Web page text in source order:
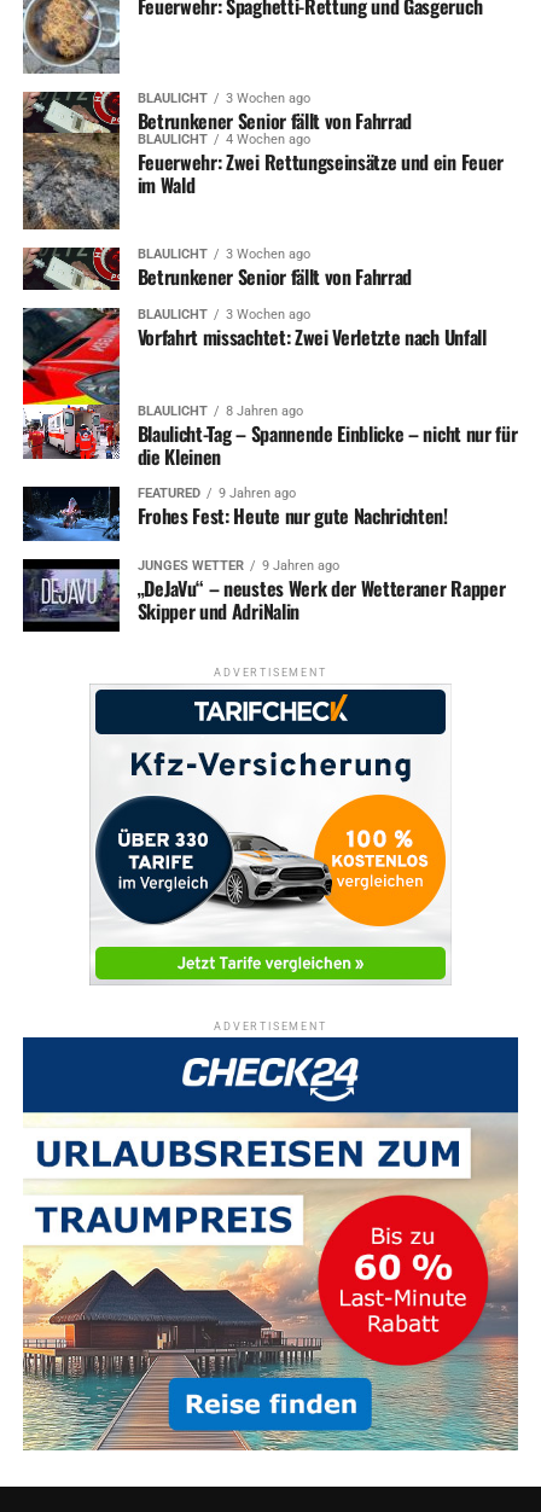
BLAULICHT 3 Wochen ago
Betrunkener Senior fällt von Fahrrad
BLAULICHT 4 Wochen ago
Feuerwehr: Zwei Rettungseinsätze und ein Feuer
im Wald
BLAULICHT 3 Wochen ago
Betrunkener Senior fällt von Fahrrad
BLAULICHT 3 Wochen ago
Vorfahrt missachtet: Zwei Verletzte nach Unfall
BLAULICHT 8 Jahren ago
Blaulicht-Tag – Spannende Einblicke – nicht nur für
die Kleinen
FEATURED 9 Jahren ago
Frohes Fest: Heute nur gute Nachrichten!
JUNGES WETTER 9 Jahren ago
„DeJaVu“ – neustes Werk der Wetteraner Rapper
Skipper und AdriNalin
ADVERTISEMENT
ADVERTISEMENT